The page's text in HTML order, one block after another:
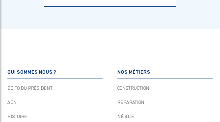
QUI SOMMES NOUS ?
ÉDITO DU PRÉSIDENT
ADN
HISTOIRE
NOS MÉTIERS
CONSTRUCTION
RÉPARATION
NÉGOCE